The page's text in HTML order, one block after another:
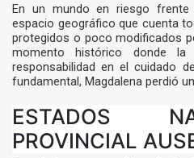
En un mundo en riesgo
espacio geográfico que cuenta
protegidos o poco modificados
momento histórico donde
responsabilidad en el cuidado
fundamental, Magdalena perdió
ESTADOS
PROVINCIAL